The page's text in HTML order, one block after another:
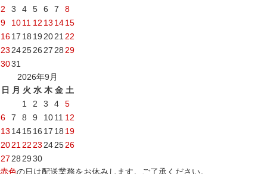
2
3 4 5 6 7
8
9
1011 12 13 1415
1617 18 19 2021 22
23 242526 27 28 29
3031
2026年9月
日
月 火 水 木 金 土
1
2 3 4
5
6
7 8 9 1011 12
13 141516 17 18 19
2021 22 23 242526
27 28 2930
赤色の日は配送業務をお休みします。ご了承ください。